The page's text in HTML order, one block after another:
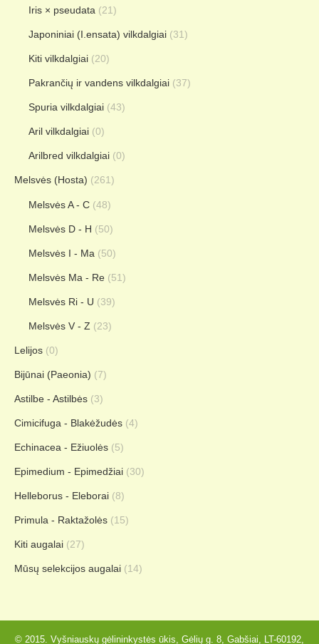
Iris × pseudata (21)
Japoniniai (I.ensata) vilkdalgiai (31)
Kiti vilkdalgiai (20)
Pakrančių ir vandens vilkdalgiai (37)
Spuria vilkdalgiai (43)
Aril vilkdalgiai (0)
Arilbred vilkdalgiai (0)
Melsvės (Hosta) (261)
Melsvės A - C (48)
Melsvės D - H (50)
Melsvės I - Ma (50)
Melsvės Ma - Re (51)
Melsvės Ri - U (39)
Melsvės V - Z (23)
Lelijos (0)
Bijūnai (Paeonia) (7)
Astilbe - Astilbės (3)
Cimicifuga - Blakėžudės (4)
Echinacea - Ežiuolės (5)
Epimedium - Epimedžiai (30)
Helleborus - Eleborai (8)
Primula - Raktažolės (15)
Kiti augalai (27)
Mūsų selekcijos augalai (14)
© 2015. Vyšniauskų gėlininkystės ūkis, Gėlių g. 8, Gabšiai, LT-60192,